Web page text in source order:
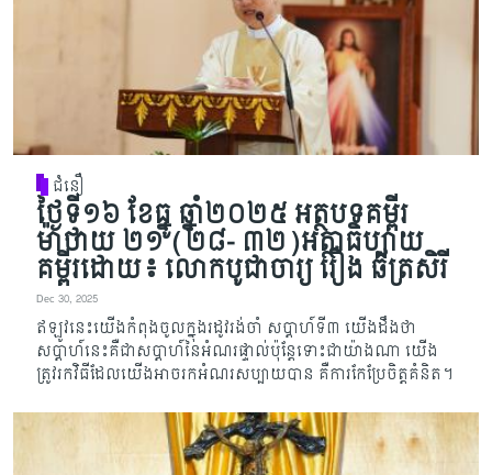
ជំនឿ
ថ្ងៃទី១៦ ខែធ្នូ ឆ្នាំ២០២៥ អត្ថបទគម្ពីរ
ម៉ាថាយ ២១ (២៨- ៣២)អត្ថាធិប្បាយ
គម្ពីរដោយ៖ លោកបូជាចារ្យ រឿង ឆ័ត្រសិរី
Dec 30, 2025
ឥឡូវនេះយើងកំពុងចូលក្នុងរដូវរង់ចាំ សប្តាហ៍ទី៣ យើងដឹងថា
សប្តាហ៍នេះ​គឺជា​សប្តាហ៍​នៃអំណ​រផ្ទាល់​ប៉ុន្តែ​ទោះជាយ៉ាងណា យើង
ត្រូវរកវិធីដែលយើងអាចរកអំណរសប្បាយបាន គឺការកែប្រែចិត្តគំនិត។